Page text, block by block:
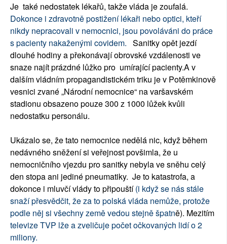
Je také nedostatek lékařů, takže vláda je zoufalá.
Dokonce i zdravotně postižení lékaři nebo optici, kteří
nikdy nepracovali v nemocnici, jsou povoláváni do práce
s pacienty nakaženými covidem. Sanitky opět jezdí
dlouhé hodiny a překonávají obrovské vzdálenosti ve
snaze najít prázdné lůžko pro umírající pacienty.A v
dalším vládním propagandistickém triku je v Potěmkinově
vesnici zvané „Národní nemocnice“ na varšavském
stadionu obsazeno pouze 300 z 1000 lůžek kvůli
nedostatku personálu.
Ukázalo se, že tato nemocnice nedělá nic, když během
nedávného sněžení si veřejnost povšimla, že u
nemocničního vjezdu pro sanitky nebyla ve sněhu celý
den stopa ani jediné pneumatiky. Je to katastrofa, a
dokonce i mluvčí vlády to připouští(i když se nás stále
snaží přesvědčit, že za to polská vláda nemůže, protože
podle něj si všechny země vedou stejně špatně). Mezitím
televize TVP lže a zveličuje počet očkovaných lidí o 2
miliony.